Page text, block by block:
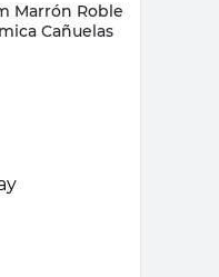
Marrón Roble
Cañuelas